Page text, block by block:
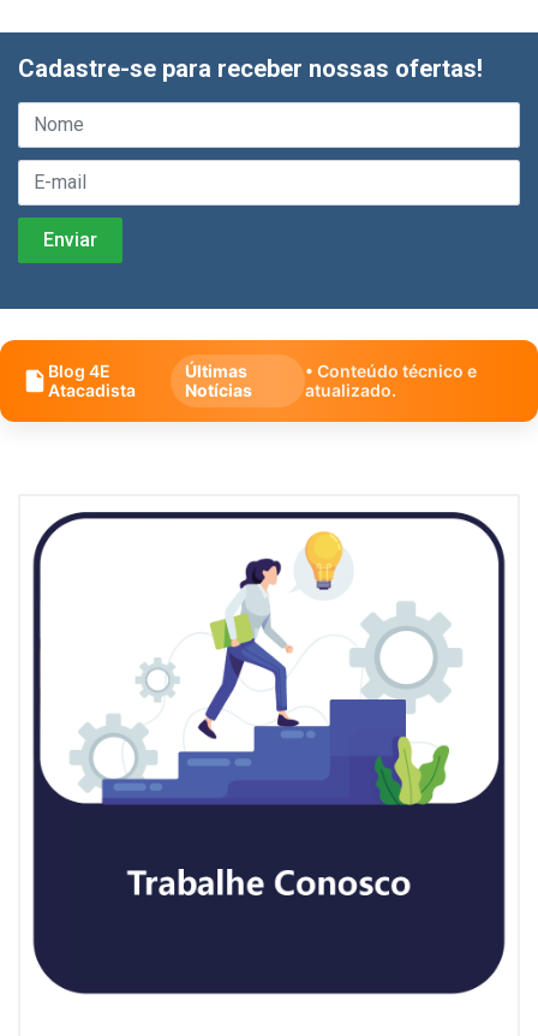
Cadastre-se para receber nossas ofertas!
Blog 4E
Atacadista
Últimas
Notícias
• Conteúdo técnico e
atualizado.